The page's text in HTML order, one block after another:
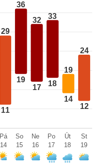
29
11
36
19
32
17
33
18
19
14
24
12
Pá
14
So
15
Ne
16
Po
17
Út
18
St
19